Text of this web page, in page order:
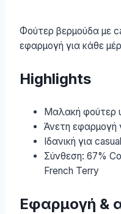
Φούτερ βερμούδα με
εφαρμογή για κάθε
Highlights
Μαλακή φούτερ
Άνετη εφαρμογή
Ιδανική για
Σύνθεση: 67%
French Terry
Εφαρμογή &